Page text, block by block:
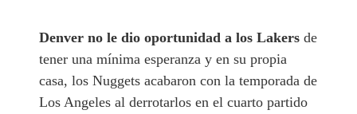
Denver no le dio oportunidad a los Lakers de
tener una mínima esperanza y en su propia
casa, los Nuggets acabaron con la temporada de
Los Angeles al derrotarlos en el cuarto partido